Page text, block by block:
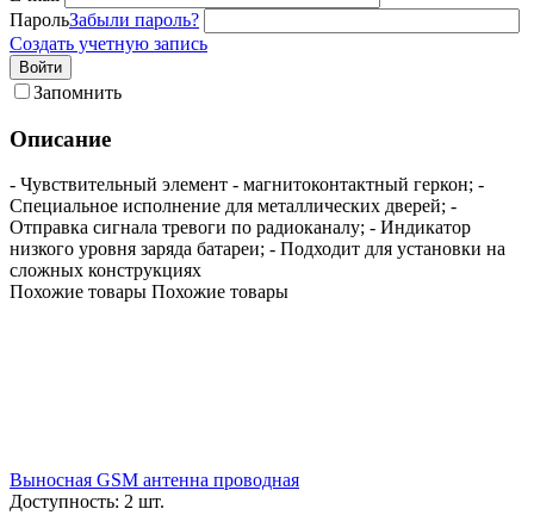
ПарольЗабыли пароль?
Создать учетную запись
Войти
Запомнить
Описание
- Чувствительный элемент - магнитоконтактный геркон; -
Специальное исполнение для металлических дверей; -
Отправка сигнала тревоги по радиоканалу; - Индикатор
низкого уровня заряда батареи; - Подходит для установки на
сложных конструкциях
Похожие товары Похожие товары
Выносная GSM антенна проводная
Доступность: 2 шт.